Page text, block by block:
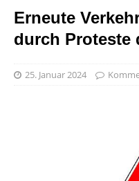
Erneute
durch Proteste
25. Januar 2024